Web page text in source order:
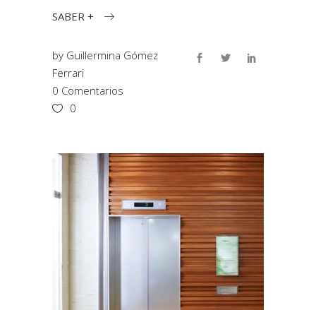
SABER +
by Guillermina Gómez
Ferrari
0 Comentarios
0